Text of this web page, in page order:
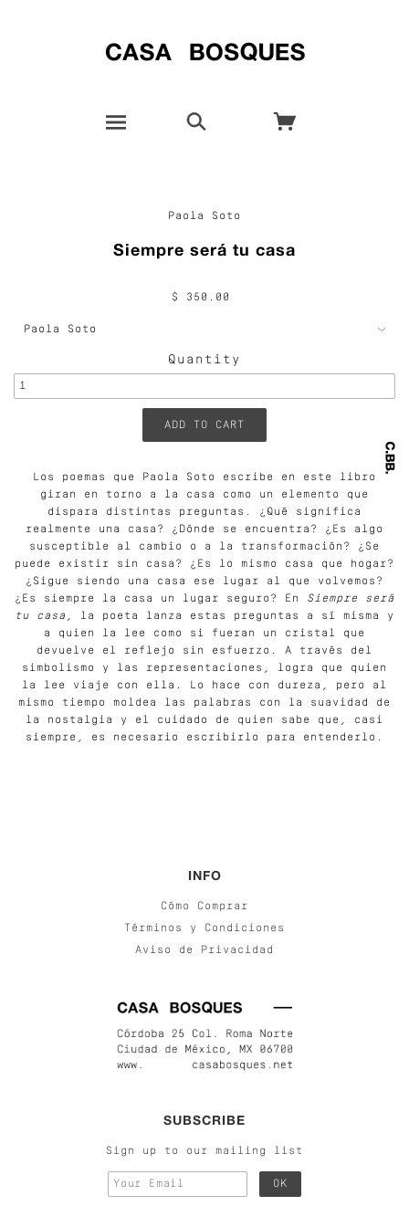
Paola Soto
Siempre será tu casa
$ 350.00
Quantity
Los poemas que Paola Soto escribe en este libro
giran en torno a la casa como un elemento que
dispara distintas preguntas. ¿Qué significa
realmente una casa? ¿Dónde se encuentra? ¿Es algo
susceptible al cambio o a la transformación? ¿Se
puede existir sin casa? ¿Es lo mismo casa que hogar?
¿Sigue siendo una casa ese lugar al que volvemos?
¿Es siempre la casa un lugar seguro? En Siempre será
tu casa , la poeta lanza estas preguntas a sí misma y
a quien la lee como si fueran un cristal que
devuelve el reflejo sin esfuerzo. A través del
simbolismo y las representaciones, logra que quien
la lee viaje con ella. Lo hace con dureza, pero al
mismo tiempo moldea las palabras con la suavidad de
la nostalgia y el cuidado de quien sabe que, casi
siempre, es necesario escribirlo para entenderlo.
INFO
Cómo Comprar
Términos y Condiciones
Aviso de Privacidad
SUBSCRIBE
Sign up to our mailing list